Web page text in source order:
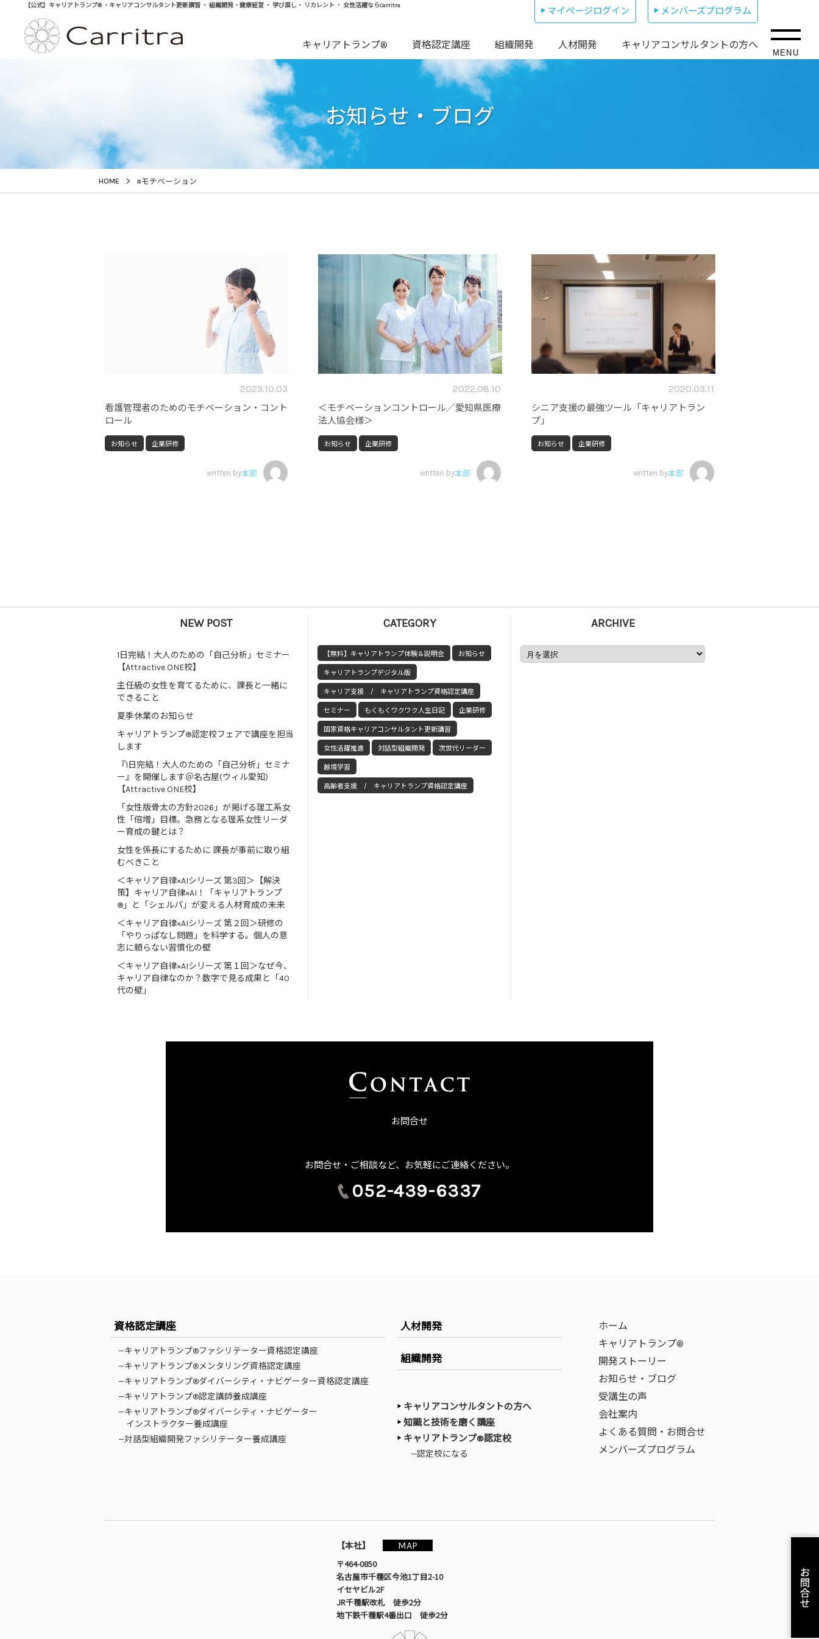
【公式】キャリアトランプ® ・キャリアコンサルタント更新講習 ・ 組織開発・健康経営 ・ 学び直し・ リカレント ・ 女性活躍ならCarritra マイページログイン メンバーズプログラム
キャリアトランプ® 資格認定講座 組織開発 人材開発 キャリアコンサルタントの方へ
MENU
お知らせ・ブログ
HOME > #モチベーション
2023.10.03
看護管理者のためのモチベーション・コント
ロール
お知らせ 企業研修
written by本部
2022.08.10
＜モチベーションコントロール／愛知県医療
法人協会様＞
お知らせ 企業研修
written by本部
2020.03.11
シニア支援の最強ツール「キャリアトラン
プ」
お知らせ 企業研修
written by本部
NEW POST
1日完結！大人のための「自己分析」セミナー
【Attractive ONE校】
主任級の女性を育てるために、課長と一緒に
できること
夏季休業のお知らせ
キャリアトランプ®認定校フェアで講座を担当
します
『1日完結！大人のための「自己分析」セミナ
ー』を開催します＠名古屋(ウィル愛知)
【Attractive ONE校】
「女性版骨太の方針2026」が掲げる理工系女
性「倍増」目標。急務となる理系女性リーダ
ー育成の鍵とは？
女性を係長にするために 課長が事前に取り組
むべきこと
＜キャリア自律×AIシリーズ 第3回＞【解決
策】キャリア自律×AI！「キャリアトランプ
®」と「シェルパ」が変える人材育成の未来
＜キャリア自律×AIシリーズ 第２回＞研修の
「やりっぱなし問題」を科学する。個人の意
志に頼らない習慣化の壁
＜キャリア自律×AIシリーズ 第１回＞なぜ今、
キャリア自律なのか？数字で見る成果と「40
代の壁」
CATEGORY
【無料】キャリアトランプ体験＆説明会 お知らせ
キャリアトランプデジタル版
キャリア支援 / キャリアトランプ資格認定講座
セミナー もくもくワクワク人生日記 企業研修
国家資格キャリアコンサルタント更新講習
女性活躍推進 対話型組織開発 次世代リーダー
越境学習
高齢者支援 / キャリアトランプ資格認定講座
ARCHIVE
お問合せ
お問合せ・ご相談など、お気軽にご連絡ください。
052-439-6337
資格認定講座
—キャリアトランプ®ファシリテーター資格認定講座
—キャリアトランプ®メンタリング資格認定講座
—キャリアトランプ®ダイバーシティ・ナビゲーター資格認定講座
—キャリアトランプ®認定講師養成講座
—キャリアトランプ®ダイバーシティ・ナビゲーター
インストラクター養成講座
—対話型組織開発ファシリテーター養成講座
人材開発
組織開発
キャリアコンサルタントの方へ
知識と技術を磨く講座
キャリアトランプ®認定校
—認定校になる
ホーム
キャリアトランプ®
開発ストーリー
お知らせ・ブログ
受講生の声
会社案内
よくある質問・お問合せ
メンバーズプログラム
【本社】
MAP
〒464-0850
名古屋市千種区今池1丁目2-10
イセヤビル2F
JR千種駅改札 徒歩2分
地下鉄千種駅4番出口 徒歩2分